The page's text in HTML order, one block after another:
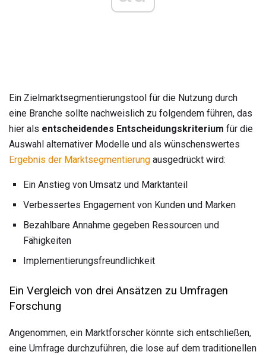
Ein Zielmarktsegmentierungstool für die Nutzung durch
eine Branche sollte nachweislich zu folgendem führen, das
hier als entscheidendes Entscheidungskriterium für die
Auswahl alternativer Modelle und als wünschenswertes
Ergebnis der Marktsegmentierung ausgedrückt wird:
Ein Anstieg von Umsatz und Marktanteil
Verbessertes Engagement von Kunden und Marken
Bezahlbare Annahme gegeben Ressourcen und
Fähigkeiten
Implementierungsfreundlichkeit
Ein Vergleich von drei Ansätzen zu Umfragen
Forschung
Angenommen, ein Marktforscher könnte sich entschließen,
eine Umfrage durchzuführen, die lose auf dem traditionellen